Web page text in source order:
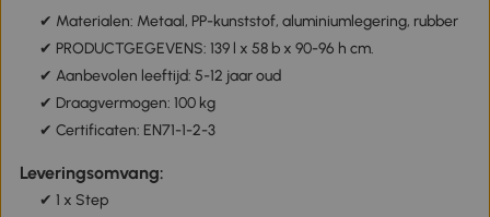
✔ Materialen: Metaal, PP-kunststof, aluminiumlegering, rubber
✔ PRODUCTGEGEVENS: 139 l x 58 b x 90-96 h cm.
✔ Aanbevolen leeftijd: 5-12 jaar oud
✔ Draagvermogen: 100 kg
✔ Certificaten: EN71-1-2-3
Leveringsomvang:
✔ 1 x Step